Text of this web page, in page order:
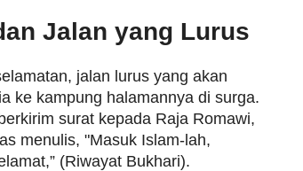
Jalan yang Lurus
jalan lurus yang akan
ke kampung halamannya di surga.
surat kepada Raja Romawi,
menulis, "Masuk Islam-lah,
(Riwayat Bukhari).